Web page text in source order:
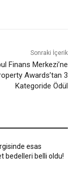
Sonraki İçerik
Finans Merkezi’ne
Awards’tan 3
Kategoride Ödül
esas
bedelleri belli oldu!